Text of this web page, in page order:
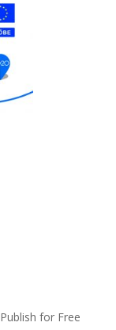
Publish for Free